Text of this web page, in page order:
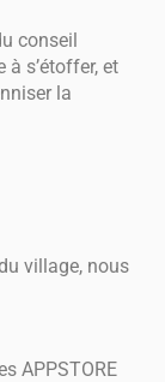
conseil
s’étoffer, et
la
village, nous
APPSTORE